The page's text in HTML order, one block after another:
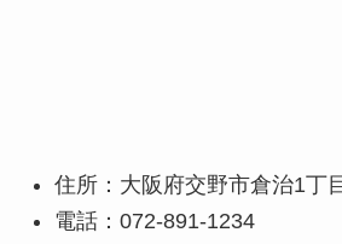
住所：大阪府交野市倉治1丁
電話：072-891-1234